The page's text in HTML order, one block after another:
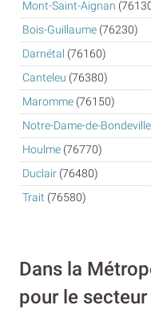
Mont-Saint-Aignan
Bois-Guillaume (76230)
Darnétal (76160)
Canteleu (76380)
Maromme (76150)
Notre-Dame-de-Bondeville
Houlme (76770)
Duclair (76480)
Trait (76580)
Dans la
pour le secteur